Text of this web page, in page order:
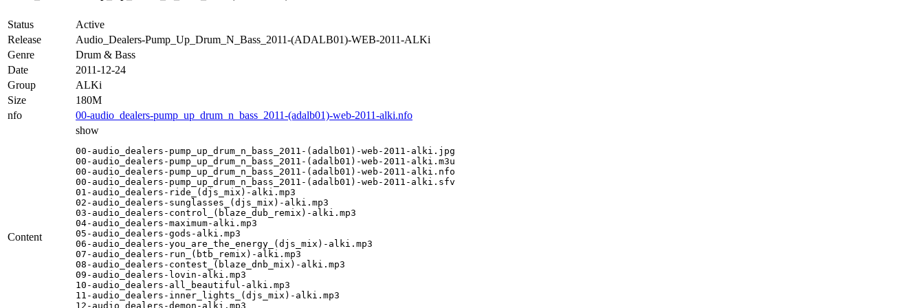
Status
Active
Release
Audio_Dealers-Pump_Up_Drum_N_Bass_2011-(ADALB01)-WEB-2011-ALKi
Genre
Drum & Bass
Date
2011-12-24
Group
ALKi
Size
180M
nfo
00-audio_dealers-pump_up_drum_n_bass_2011-(adalb01)-web-2011-alki.nfo
Content
show
00-audio_dealers-pump_up_drum_n_bass_2011-(adalb01)-web-2011-alki.jpg
00-audio_dealers-pump_up_drum_n_bass_2011-(adalb01)-web-2011-alki.m3u
00-audio_dealers-pump_up_drum_n_bass_2011-(adalb01)-web-2011-alki.nfo
00-audio_dealers-pump_up_drum_n_bass_2011-(adalb01)-web-2011-alki.sfv
01-audio_dealers-ride_(djs_mix)-alki.mp3
02-audio_dealers-sunglasses_(djs_mix)-alki.mp3
03-audio_dealers-control_(blaze_dub_remix)-alki.mp3
04-audio_dealers-maximum-alki.mp3
05-audio_dealers-gods-alki.mp3
06-audio_dealers-you_are_the_energy_(djs_mix)-alki.mp3
07-audio_dealers-run_(btb_remix)-alki.mp3
08-audio_dealers-contest_(blaze_dnb_mix)-alki.mp3
09-audio_dealers-lovin-alki.mp3
10-audio_dealers-all_beautiful-alki.mp3
11-audio_dealers-inner_lights_(djs_mix)-alki.mp3
12-audio_dealers-demon-alki.mp3